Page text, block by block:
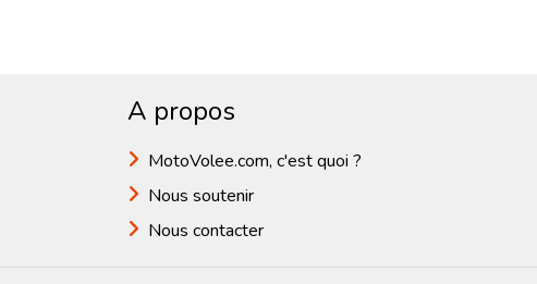
A propos
MotoVolee.com, c'est quoi ?
Nous soutenir
Nous contacter